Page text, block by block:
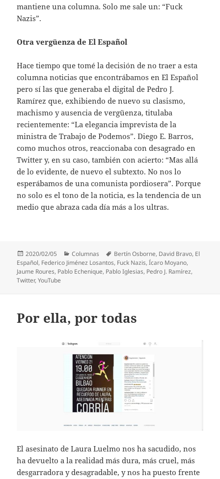
mantiene una columna. Solo me sale un: “Fuck
Nazis”.
Otra vergüenza de El Español
Hace tiempo que tomé la decisión de no traer a esta
columna noticias que encontrábamos en El Español
pero sí las que generaba el digital de Pedro J.
Ramírez que, exhibiendo de nuevo su clasismo,
machismo y ausencia de vergüenza, titulaba
recientemente: “La elegancia imprevista de la
ministra de Trabajo de Podemos”. Diego E. Barros,
como muchos otros, reaccionaba con desagrado en
Twitter y, en su caso, también con acierto: “Mas allá
de lo evidente, de nuevo el subtexto. No nos lo
esperábamos de una comunista pordiosera”. Porque
no solo es el tono de la noticia, es la tendencia de un
medio que abraza cada día más a los ultras.
Publicado
el
2020/02/05 Categorías
Columnas Etiquetas
Bertín Osborne, David Bravo, El
Español, Federico Jiménez Losantos, Fuck Nazis,Ícaro Moyano,
Jaume Roures, Pablo Echenique, Pablo Iglesias, Pedro J. Ramírez,
Twitter,YouTube
Por ella, por todas
El asesinato de Laura Luelmo nos ha sacudido, nos
ha devuelto a la realidad más dura, más cruel, más
desgarradora y desagradable, y nos ha puesto frente